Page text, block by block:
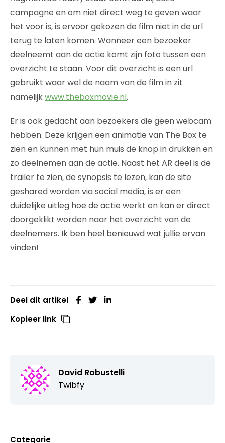
campagne en om niet direct weg te geven waar
het voor is, is ervoor gekozen de film niet in de url
terug te laten komen. Wanneer een bezoeker
deelneemt aan de actie komt zijn foto tussen een
overzicht te staan. Voor dit overzicht is een url
gebruikt waar wel de naam van de film in zit
namelijkwww.theboxmovie.nl.
Er is ook gedacht aan bezoekers die geen webcam
hebben. Deze krijgen een animatie van The Box te
zien en kunnen met hun muis de knop in drukken en
zo deelnemen aan de actie. Naast het AR deel is de
trailer te zien, de synopsis te lezen, kan de site
geshared worden via social media, is er een
duidelijke uitleg hoe de actie werkt en kan er direct
doorgeklikt worden naar het overzicht van de
deelnemers. Ik ben heel benieuwd wat jullie ervan
vinden!
Deel dit artikel
Kopieer link
David Robustelli
Twibfy
Categorie